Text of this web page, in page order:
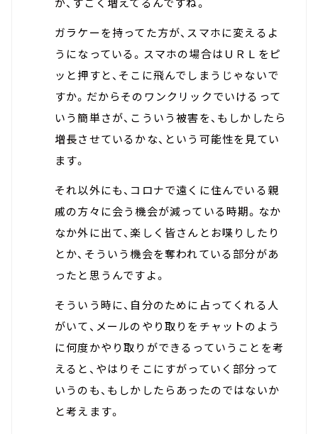
ガラケーを持ってた方が、スマホに変えるよ
うになっている。スマホの場合はＵＲＬをピ
ッと押すと、そこに飛んでしまうじゃないで
すか。だからそのワンクリックでいけるって
いう簡単さが、こういう被害を、もしかしたら
増長させているかな、という可能性を見てい
ます。
それ以外にも、コロナで遠くに住んでいる親
戚の方々に会う機会が減っている時期。なか
なか外に出て、楽しく皆さんとお喋りしたり
とか、そういう機会を奪われている部分があ
ったと思うんですよ。
そういう時に、自分のために占ってくれる人
がいて、メールのやり取りをチャットのよう
に何度かやり取りができるっていうことを考
えると、やはりそこにすがっていく部分って
いうのも、もしかしたらあったのではないか
と考えます。